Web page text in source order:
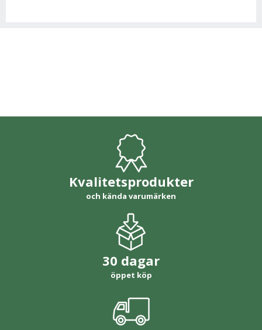
Kvalitetsprodukter
och kända varumärken
30 dagar
öppet köp